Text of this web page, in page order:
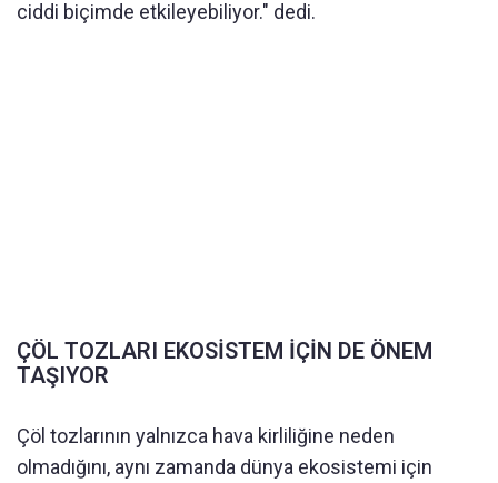
ciddi biçimde etkileyebiliyor." dedi.
ÇÖL TOZLARI EKOSİSTEM İÇİN DE ÖNEM
TAŞIYOR
Çöl tozlarının yalnızca hava kirliliğine neden
olmadığını, aynı zamanda dünya ekosistemi için